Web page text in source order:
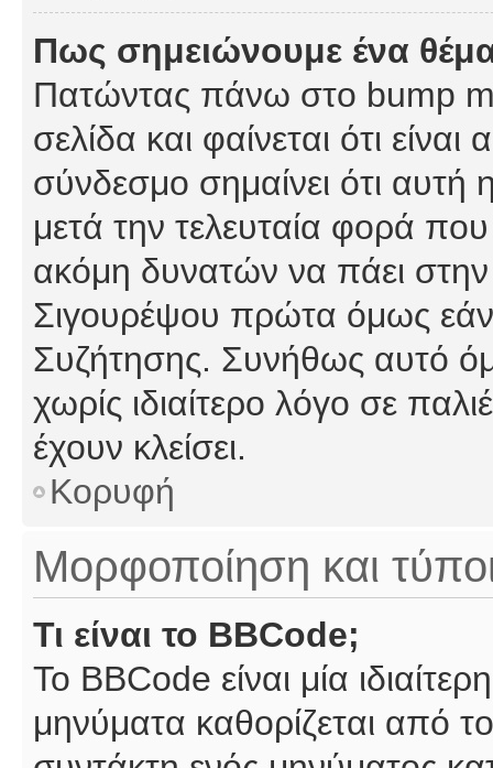
Πως σημειώνουμε ένα
Πατώντας πάνω στο bump
σελίδα και φαίνεται ότι
σύνδεσμο σημαίνει ότι αυτή
μετά την τελευταία φορά που
ακόμη δυνατών να πάει
Σιγουρέψου πρώτα όμως εάν
Συζήτησης. Συνήθως αυτό
χωρίς ιδιαίτερο λόγο σε
έχουν κλείσει.
Κορυφή
Μορφοποίηση και
Τι είναι το BBCode;
Το BBCode είναι μία
μηνύματα καθορίζεται από